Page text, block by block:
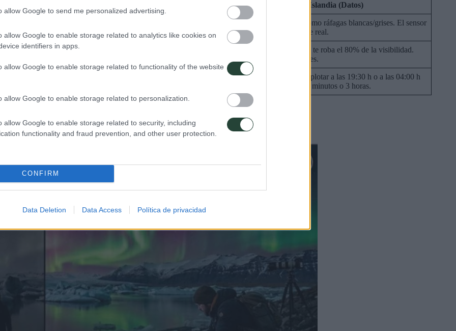
allow Google to send me personalized advertising.
allow Google to enable storage related to analytics like cookies on
identifiers in apps.
allow Google to enable storage related to functionality of the website
allow Google to enable storage related to personalization.
allow Google to enable storage related to security, including
functionality and fraud prevention, and other user protection.
CONFIRM
Data Deletion Data Access Política de privacidad
La realidad científica en Islandia (Datos)
Muchas veces empiezan como ráfagas blancas/grises. El sensor
de la cámara extrae el verde real.
La contaminación lumínica te roba el 80% de la visibilidad.
Hay que huir de las ciudades.
No hay horario. Pueden explotar a las 19:30 h o a las 04:00 h
de la madrugada, y durar 5 minutos o 3 horas.